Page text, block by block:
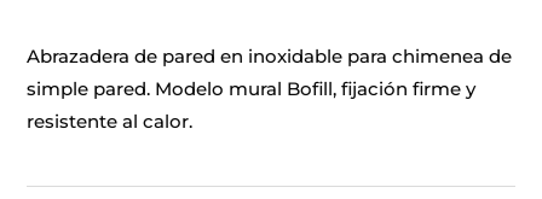
Abrazadera de pared en inoxidable para chimenea de
simple pared. Modelo mural Bofill, fijación firme y
resistente al calor.